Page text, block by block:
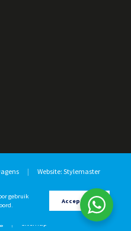
| Website: Stylemaster
| Sitemap
gebruik
Accepteren